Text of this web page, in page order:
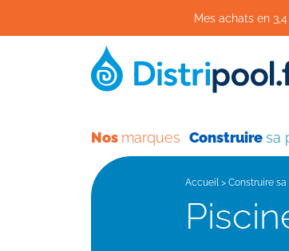
Mes achats en
Nos marques Construiresa
Accueil > Construire